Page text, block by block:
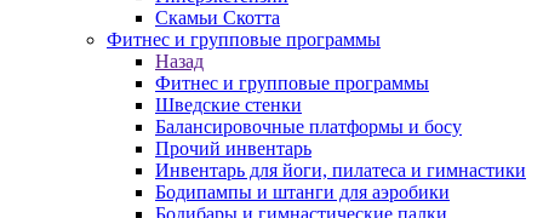
Скамьи Скотта
Фитнес и групповые программы
Назад
Фитнес и групповые программы
Шведские стенки
Балансировочные платформы и босу
Прочий инвентарь
Инвентарь для йоги, пилатеса и гимнастики
Бодипампы и штанги для аэробики
Бодибары и гимнастические палки